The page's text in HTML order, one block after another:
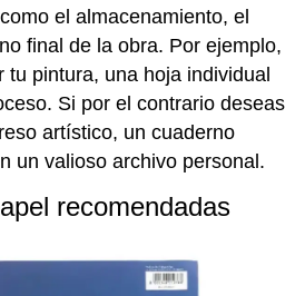
el almacenamiento, el
final de la obra. Por ejemplo,
tu pintura, una hoja individual
Si por el contrario deseas
artístico, un cuaderno
un valioso archivo personal.
recomendadas